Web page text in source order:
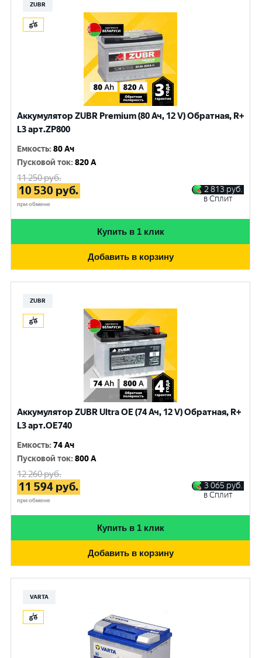
ZUBR
Аккумулятор ZUBR Premium (80 Ач, 12 V) Обратная, R+
L3 арт.ZP800
Емкость:80 Ач
Пусковой ток:820 A
11 250руб.
10 530 руб.
при обмене
2 813 руб.
в Сплит
Купить в 1 клик
Добавить в корзину
ZUBR
Аккумулятор ZUBR Ultra OE (74 Ач, 12 V) Обратная, R+
L3 арт.OE740
Емкость:74 Ач
Пусковой ток:800 A
12 260руб.
11 594 руб.
при обмене
3 065 руб.
в Сплит
Купить в 1 клик
Добавить в корзину
VARTA